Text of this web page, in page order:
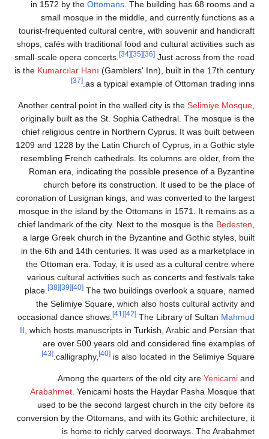
in 1572 by the Ottomans. The
small mosque in the middle,
tourist-frequented cultural centre,
shops, cafés with traditional food and
small-scale opera concerts.
[35]
is the Kumarcılar Hanı (Gamblers'
as a typical
[37]
Another central point in the walled
originally built as the St. Sophia
chief religious centre in Northern
1209 and 1228 by the Latin Church
resembling French cathedrals. Its
Roman era, indicating the
church before its construction.
coronation of Lusignan kings, and
mosque in the island by the
chief landmark of the city. Next to the
a large Greek church in the
in the 6th and 14th centuries. It was
the Ottoman era. Today, it is used
various cultural activities such as
place.
[38] [39]
The two buildings
the Selimiye Square, which also
occasional dance shows.
[41] [42]The
II, which hosts manuscripts in
are over 500 years old and
calligraphy,
[40]is also
[43]
Among the quarters of the
Arabahmet. Yenicami hosts the
used to be the second largest
conversion by the Ottomans, and
is home to richly carved